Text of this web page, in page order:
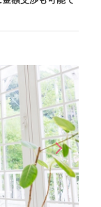
arrow_forward_iosNext